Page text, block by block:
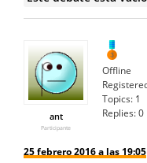
ant
Participante
Offline
Topics: 1
Replies:0
25 febrero 2016 a las 19:05